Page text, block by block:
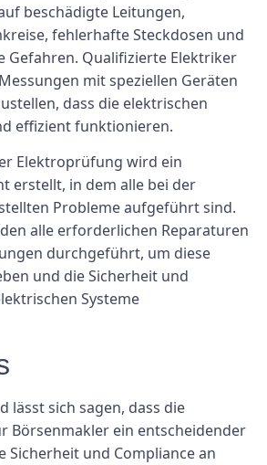
beschädigte Leitungen,
fehlerhafte Steckdosen und
Gefahren. Qualifizierte Elektriker
mit speziellen Geräten
dass die elektrischen
effizient funktionieren.
Elektroprüfung wird ein
erstellt, in dem alle bei der
Probleme aufgeführt sind.
alle erforderlichen Reparaturen
durchgeführt, um diese
und die Sicherheit und
Systeme
lässt sich sagen, dass die
Börsenmakler ein entscheidender
Sicherheit und Compliance an